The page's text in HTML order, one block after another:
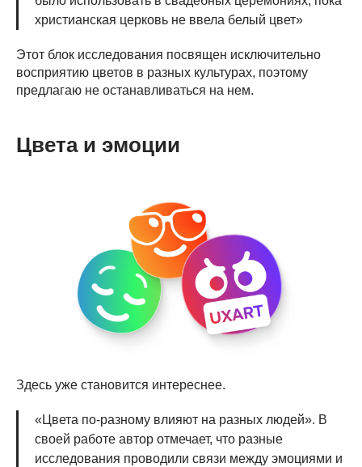
христианская церковь не ввела белый цвет»
Этот блок исследования посвящен исключительно
восприятию цветов в разных культурах, поэтому
предлагаю не останавливаться на нем.
Цвета и эмоции
Здесь уже становится интереснее.
«Цвета по-разному влияют на разных людей». В
своей работе автор отмечает, что разные
исследования проводили связи между эмоциями и